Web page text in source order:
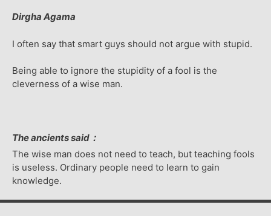
Dirgha Agama
I often say that smart guys should not argue with stupid.
Being able to ignore the stupidity of a fool is the
cleverness of a wise man.
The ancients said：
The wise man does not need to teach, but teaching fools
is useless. Ordinary people need to learn to gain
knowledge.